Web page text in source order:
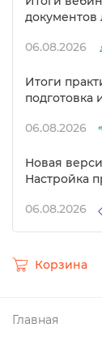
документов
06.08.2026
Итоги
подготовка
06.08.2026
Новая
Настройка
06.08.2026
Главная
Корзина